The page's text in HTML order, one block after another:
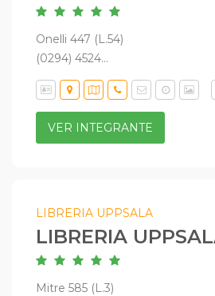
Onelli 447 (L.54)
(0294) 4524...
VER INTEGRANTE
LIBRERIA UPPSALA
LIBRERIA
Mitre 585 (L.3)